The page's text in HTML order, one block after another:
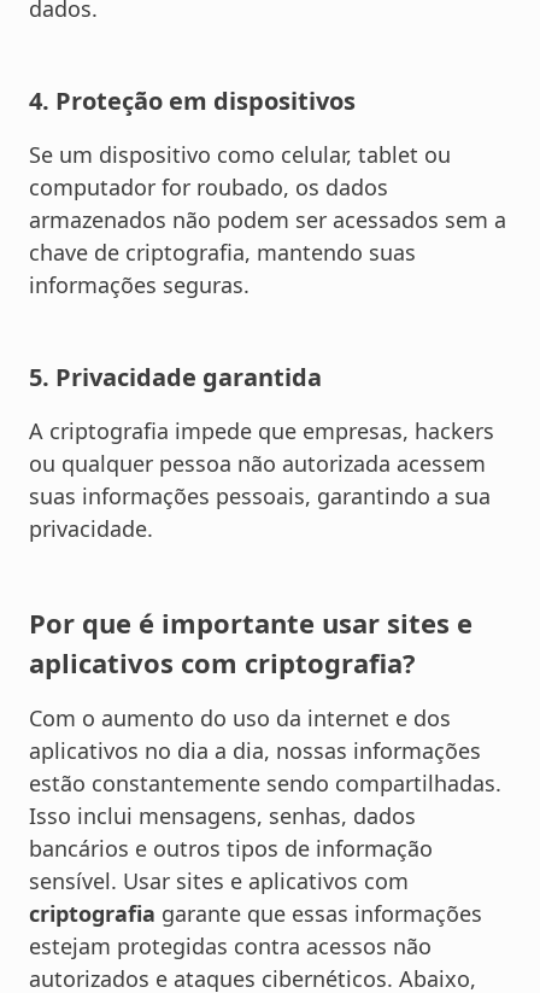
dados.
4. Proteção em dispositivos
Se um dispositivo como celular, tablet ou
computador for roubado, os dados
armazenados não podem ser acessados sem a
chave de criptografia, mantendo suas
informações seguras.
5. Privacidade garantida
A criptografia impede que empresas, hackers
ou qualquer pessoa não autorizada acessem
suas informações pessoais, garantindo a sua
privacidade.
Por que é importante usar sites e
aplicativos com criptografia?
Com o aumento do uso da internet e dos
aplicativos no dia a dia, nossas informações
estão constantemente sendo compartilhadas.
Isso inclui mensagens, senhas, dados
bancários e outros tipos de informação
sensível. Usar sites e aplicativos com
criptografia garante que essas informações
estejam protegidas contra acessos não
autorizados e ataques cibernéticos. Abaixo,